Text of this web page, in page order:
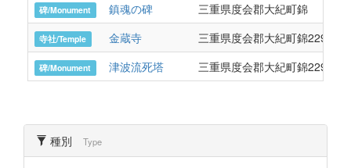
碑/Monument 鎮魂の碑 三重県度会郡大紀町錦
寺社/Temple 金蔵寺 三重県度会郡大紀町錦229番
碑/Monument 津波流死塔 三重県度会郡大紀町錦229番
種別 Type